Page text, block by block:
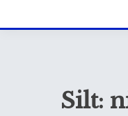
Silt: